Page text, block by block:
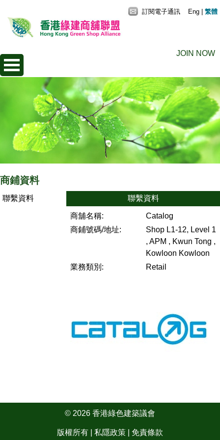
JOIN NOW
訂閱電子通訊 Eng 繁體
商鋪資料
聯繫資料 聯繫資料
商舖名稱:
Catalog
商鋪號碼/地址:
Shop L1-12, Level 1
, APM , Kwun Tong ,
Kowloon Kowloon
業務類別:
Retail
© 2026 香港綠色建築議會
版權所有 | 私隱政策 免責條款